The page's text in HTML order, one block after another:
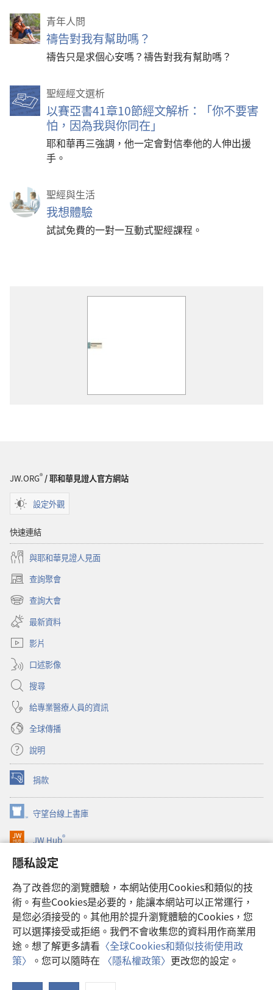
隱私設定
為了改善您的瀏覽體驗，本網站使用Cookies和類似的技
術。有些Cookies是必要的，能讓本網站可以正常運行，
是您必須接受的。其他用於提升瀏覽體驗的Cookies，您
可以選擇接受或拒絕。我們不會收集您的資料用作商業用
途。想了解更多請看 〈全球Cookies和類似技術使用政
策〉 。您可以隨時在 〈隱私權政策〉 更改您的設定。
青年人問
禱告對我有幫助嗎？
禱告只是求個心安嗎？禱告對我有幫助嗎？
聖經經文選析
以賽亞書41章10節經文解析：「你不要害
怕，因為我與你同在」
耶和華再三強調，他一定會對信奉他的人伸出援
手。
聖經與生活
我想體驗
試試免費的一對一互動式聖經課程。
JW.ORG®/ 耶和華見證人官方網站
設定外觀
快速連結
與耶和華見證人見面
查詢聚會
（開
啟
新
視
窗）
查詢大會
（開
啟
新
視
最新資料
影片
口述影像
搜尋
給專業醫療人員的資訊
全球傳播
說明
捐款
（開
啟
新
視
窗）
守望台線上書庫
（開
啟
新
窗）
JW Hub®
（開
啟
新
視
窗）
JW Library®
Watchtower Library
Copyright© 2026 Watch Tower Bible and Tract Society of Pennsylvania.
使用條款 |隱私權政策| 隱私設定